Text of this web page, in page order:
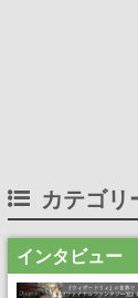
カテゴ
インタビュー